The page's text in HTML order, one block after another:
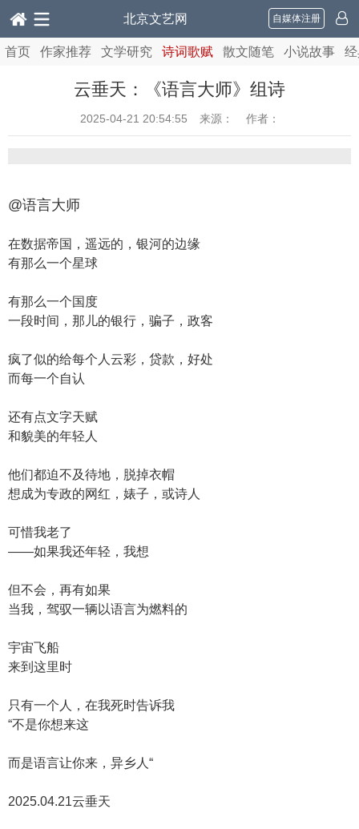
北京文艺网 自媒体注册
首页 作家推荐 文学研究 诗词歌赋 散文随笔 小说故事
云垂天：《语言大师》组诗
2025-04-21 20:54:55 来源： 作者：
@语言大师
在数据帝国，遥远的，银河的边缘
有那么一个星球
有那么一个国度
一段时间，那儿的银行，骗子，政客
疯了似的给每个人云彩，贷款，好处
而每一个自认
还有点文字天赋
和貌美的年轻人
他们都迫不及待地，脱掉衣帽
想成为专政的网红，婊子，或诗人
可惜我老了
——如果我还年轻，我想
但不会，再有如果
当我，驾驭一辆以语言为燃料的
宇宙飞船
来到这里时
只有一个人，在我死时告诉我
“不是你想来这
而是语言让你来，异乡人“
2025.04.21云垂天